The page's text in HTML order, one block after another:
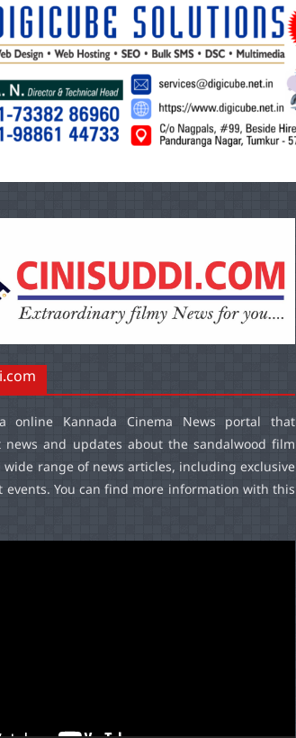
online Kannada Cinema News portal that
news and updates about the sandalwood film
range of news articles, including exclusive
events. You can find more information with this